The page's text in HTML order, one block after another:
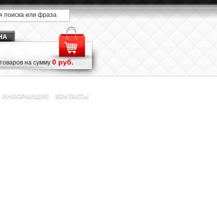
на сумму 0 руб.
ИНФОРМАЦИЯ КОНТАКТЫ